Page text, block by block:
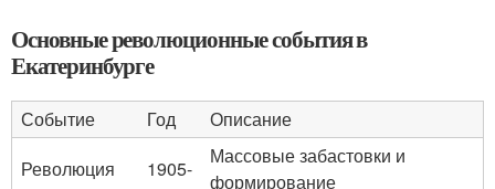
Основные революционные события в
Екатеринбурге
Событие Год
Описание
Революция
1905-
Массовые забастовки и
формирование